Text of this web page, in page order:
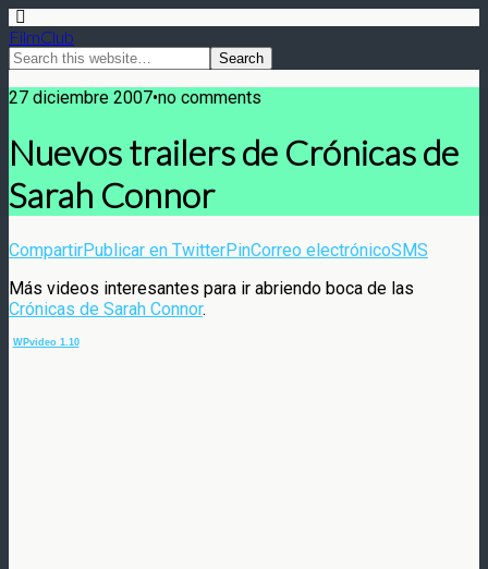
FilmClub
27 diciembre 2007•no comments
Nuevos trailers de Crónicas de
Sarah Connor
CompartirPublicar en TwitterPinCorreo electrónicoSMS
Más videos interesantes para ir abriendo boca de las
Crónicas de Sarah Connor.
WPvideo 1.10